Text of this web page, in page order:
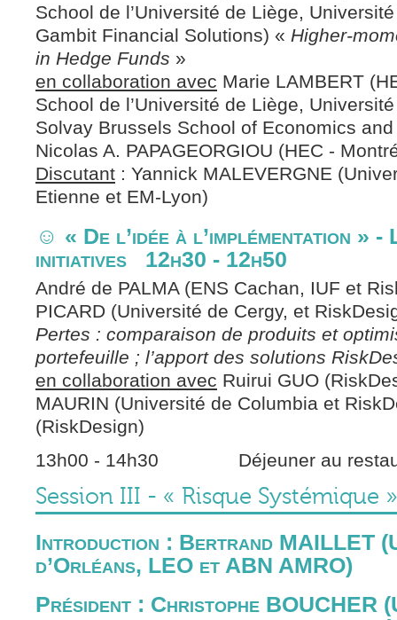
School de l’Université de Liège,
Gambit Financial Solutions) « Higher-
in Hedge Funds »
en collaboration avec Marie LAMBERT
School de l’Université de Liège,
Solvay Brussels School of Economics
Nicolas A. PAPAGEORGIOU (HEC -
Discutant : Yannick MALEVERGNE
Etienne et EM-Lyon)
☺ « De l’idée à l’implémentation » -
initiatives 12h30 - 12h50
André de PALMA (ENS Cachan, IUF et
PICARD (Université de Cergy, et
Pertes : comparaison de produits et
portefeuille ; l’apport des solutions
en collaboration avec Ruirui GUO
MAURIN (Université de Columbia et
(RiskDesign)
13h00 - 14h30 Déjeuner au
Session III - « Risque Systémique
Introduction : Bertrand MAILLET
d’Orléans, LEO et ABN AMRO)
Président : Christophe BOUCHER